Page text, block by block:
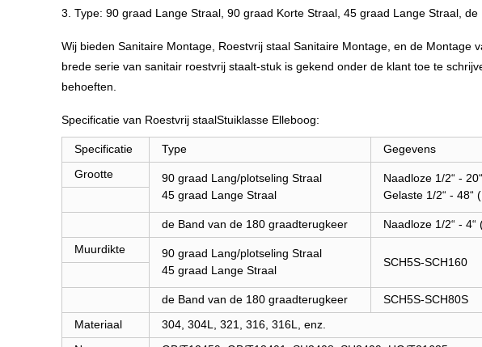
3. Type: 90 graad Lange Straal, 90 graad Korte Straal, 45 graad Lange Straal,
Wij bieden Sanitaire Montage, Roestvrij staal Sanitaire Montage, en de
brede serie van sanitair roestvrij staalt-stuk is gekend onder de klant toe te
behoeften.
Specificatie van Roestvrij staalStuiklasse Elleboog:
Specificatie Type
Gegevens
Grootte
90 graad Lang/plotseling Straal
45 graad Lange Straal
Naadloze 1/2“ -
Gelaste 1/2“ - 48“
de Band van de 180 graadterugkeer
Naadloze 1/2“ - 4“
Muurdikte
90 graad Lang/plotseling Straal
45 graad Lange Straal
SCH5S-SCH160
de Band van de 180 graadterugkeer
SCH5S-SCH80S
Materiaal
304, 304L, 321, 316, 316L, enz.